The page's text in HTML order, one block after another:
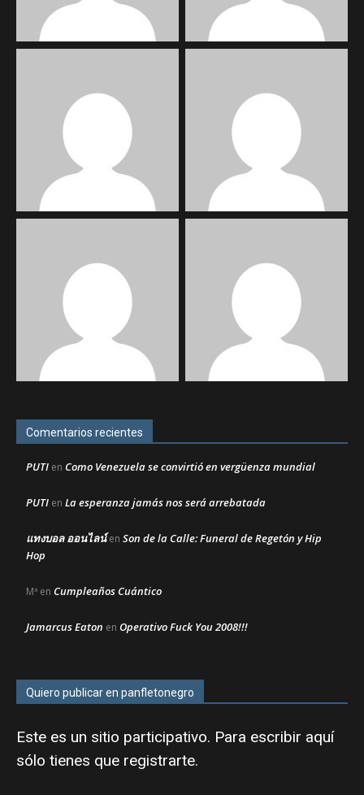
Comentarios recientes
PUTI en Como Venezuela se convirtió en vergüenza mundial
PUTI en La esperanza jamás nos será arrebatada
แทงบอล ออนไลน์en Son de la Calle: Funeral de Regetón y Hip
Hop
Mª en Cumpleaños Cuántico
Jamarcus Eaton en Operativo Fuck You 2008!!!
Quiero publicar en panfletonegro
Este es un sitio participativo. Para escribir aquí
sólo tienes que registrarte.